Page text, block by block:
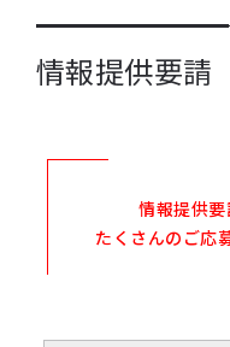
した（
2023年10月10日
情報提供要請
情報提供要
たくさんのご応